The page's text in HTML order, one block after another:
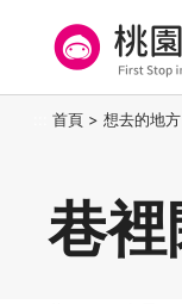
要
桃園觀光導覽網
首頁 > 想去的地方
巷裡